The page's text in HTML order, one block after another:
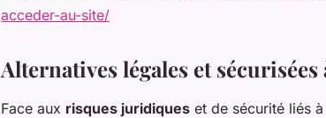
acceder-au-site/
Alternatives légales et sécurisées
Face aux risques juridiques et de sécurité liés